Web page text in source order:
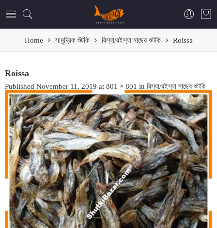
Home সামুদ্রিক শুঁটকি রিস্যা/রইস্যা মাছের শুটকি Roissa
Roissa
Published November 11, 2019 at 801 × 801 in রিস্যা/রইস্যা মাছের শুটকি